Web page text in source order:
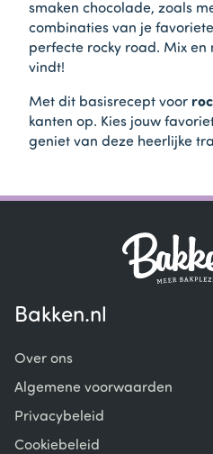
smaken chocolade, zoals
combinaties van je
perfecte rocky road. Mix en
vindt!
Met dit basisrecept voor
kanten op. Kies jouw
geniet van deze heerlijke
Bakken.nl
Over ons
Algemene voorwaarden
Privacybeleid
Cookiebeleid